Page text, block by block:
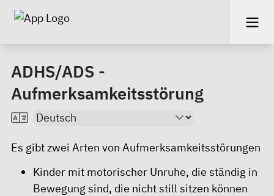
ADHS/ADS -
Aufmerksamkeitsstörung
Es gibt zwei Arten von Aufmerksamkeitsstörungen
Kinder mit motorischer Unruhe, die ständig in
Bewegung sind, die nicht still sitzen können